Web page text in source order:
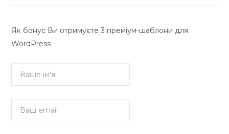
Як бонус Ви отримуєте 3 преміум-шаблони для
WordPress